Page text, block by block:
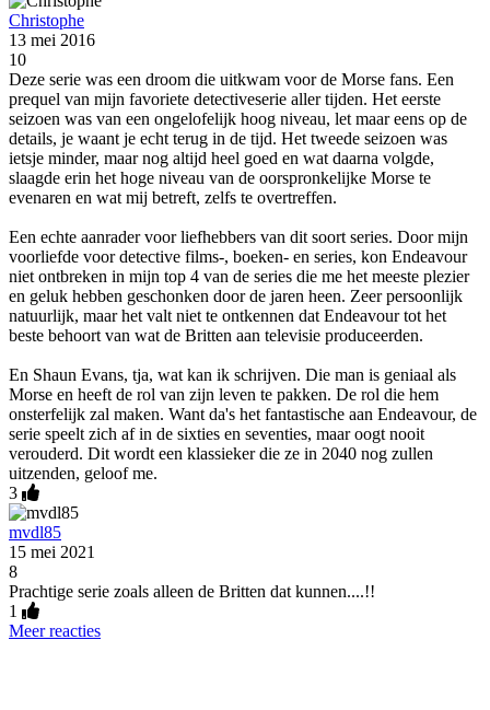
Christophe
13 mei 2016
10
Deze serie was een droom die uitkwam voor de Morse fans. Een
prequel van mijn favoriete detectiveserie aller tijden. Het eerste
seizoen was van een ongelofelijk hoog niveau, let maar eens op de
details, je waant je echt terug in de tijd. Het tweede seizoen was
ietsje minder, maar nog altijd heel goed en wat daarna volgde,
slaagde erin het hoge niveau van de oorspronkelijke Morse te
evenaren en wat mij betreft, zelfs te overtreffen.
Een echte aanrader voor liefhebbers van dit soort series. Door mijn
voorliefde voor detective films-, boeken- en series, kon Endeavour
niet ontbreken in mijn top 4 van de series die me het meeste plezier
en geluk hebben geschonken door de jaren heen. Zeer persoonlijk
natuurlijk, maar het valt niet te ontkennen dat Endeavour tot het
beste behoort van wat de Britten aan televisie produceerden.
En Shaun Evans, tja, wat kan ik schrijven. Die man is geniaal als
Morse en heeft de rol van zijn leven te pakken. De rol die hem
onsterfelijk zal maken. Want da's het fantastische aan Endeavour, de
serie speelt zich af in de sixties en seventies, maar oogt nooit
verouderd. Dit wordt een klassieker die ze in 2040 nog zullen
uitzenden, geloof me.
3
mvdl85
15 mei 2021
8
Prachtige serie zoals alleen de Britten dat kunnen....!!
1
Meer reacties